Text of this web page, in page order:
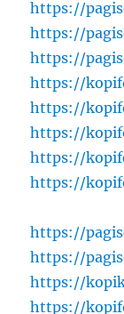
https://
https://
https://
https://
https://
https://
https://
https://
https://
https://
https://
https://